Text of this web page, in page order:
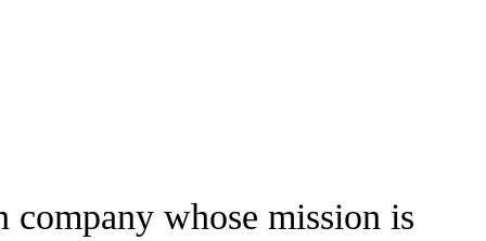
whose mission is